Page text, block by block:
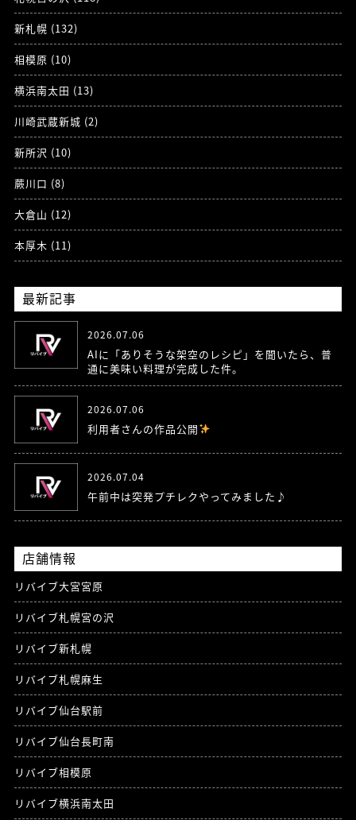
新札幌 (132)
相模原 (10)
横浜南太田 (13)
川崎武蔵新城 (2)
新所沢 (10)
蕨川口 (8)
大倉山 (12)
本厚木 (11)
最新記事
2026.07.06
AIに「ありそうな架空のレシピ」を聞いたら、普
通に美味い料理が完成した件。
2026.07.06
利用者さんの作品公開
2026.07.04
午前中は突発プチレクやってみました♪
店舗情報
リバイブ大宮宮原
リバイブ札幌宮の沢
リバイブ新札幌
リバイブ札幌麻生
リバイブ仙台駅前
リバイブ仙台長町南
リバイブ相模原
リバイブ横浜南太田